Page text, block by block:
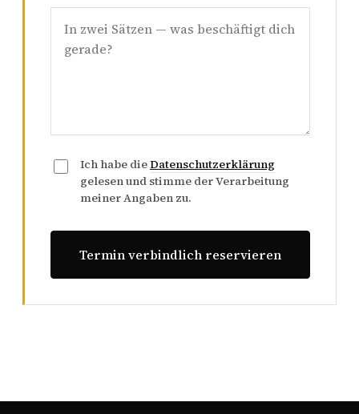
Ich habe dieDatenschutzerklärung
gelesen und stimme der Verarbeitung
meiner Angaben zu.
Termin verbindlich reservieren